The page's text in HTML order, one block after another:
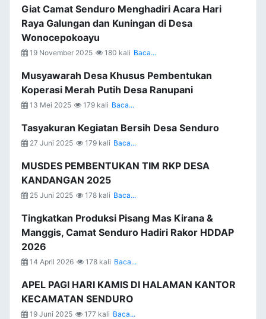
Giat Camat Senduro Menghadiri Acara Hari
Raya Galungan dan Kuningan di Desa
Wonocepokoayu
19 November 2025 180 kali Baca...
Musyawarah Desa Khusus Pembentukan
Koperasi Merah Putih Desa Ranupani
13 Mei 2025 179 kali Baca...
Tasyakuran Kegiatan Bersih Desa Senduro
27 Juni 2025 179 kali Baca...
MUSDES PEMBENTUKAN TIM RKP DESA
KANDANGAN 2025
25 Juni 2025 178 kali Baca...
Tingkatkan Produksi Pisang Mas Kirana &
Manggis, Camat Senduro Hadiri Rakor HDDAP
2026
14 April 2026 178 kali Baca...
APEL PAGI HARI KAMIS DI HALAMAN KANTOR
KECAMATAN SENDURO
19 Juni 2025 177 kali Baca...